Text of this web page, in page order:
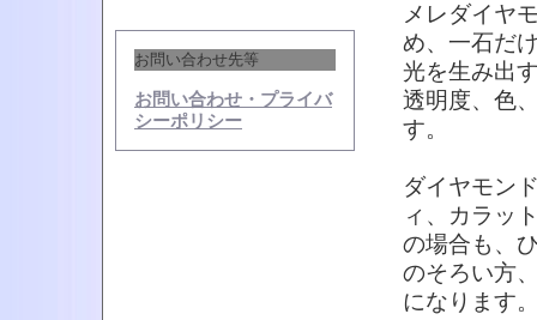
お問い合わせ先等
お問い合わせ・プライバ
シーポリシー
メレダイヤ
め、一石だ
光を生み出
透明度、色
す。
ダイヤモン
ィ、カラッ
の場合も、
のそろい方
になります